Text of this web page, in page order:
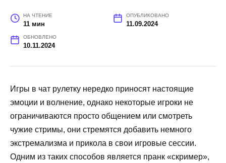
НА ЧТЕНИЕ
11 мин
ОПУБЛИКОВАНО
11.09.2024
ОБНОВЛЕНО
10.11.2024
Игры в чат рулетку нередко приносят настоящие
эмоции и волнение, однако некоторые игроки не
ограничиваются просто общением или смотреть
чужие стримы, они стремятся добавить немного
экстремализма и прикола в свои игровые сессии.
Одним из таких способов является пранк «скример»,